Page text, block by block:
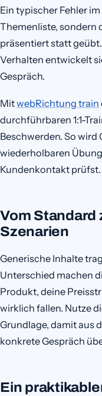
Ein typischer Fehler
Themenliste, sondern
präsentiert statt
Verhalten entwickelt
Gespräch.
MitwebRichtung train
durchführbaren 1:1-
Beschwerden. So
wiederholbaren
Kundenkontakt prüfst.
Vom Standard
Szenarien
Generische Inhalte
Unterschied machen
Produkt, deine
wirklich fallen. Nutze
Grundlage, damit aus
konkrete Gespräch
Ein